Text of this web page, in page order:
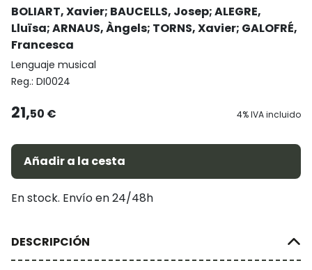
BOLIART, Xavier; BAUCELLS, Josep;ALEGRE,
Lluïsa;ARNAUS, Àngels; TORNS, Xavier; GALOFRÉ,
Francesca
Lenguaje musical
Reg.: DI0024
21,50 € 4% IVA incluido
Añadir a la cesta
En stock. Envío en 24/48h
DESCRIPCIÓN